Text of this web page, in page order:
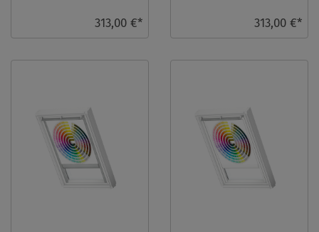
Schiene, io-homecontrol313,00 €*
alu Schiene, io-homecontrol
313,00 €*